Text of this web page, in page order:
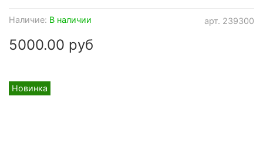
арт. 239300
Наличие: В наличии
Новинка
5000.00 руб